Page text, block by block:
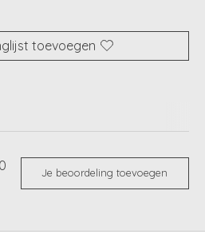
toevoegen
0
Je beoordeling toevoegen